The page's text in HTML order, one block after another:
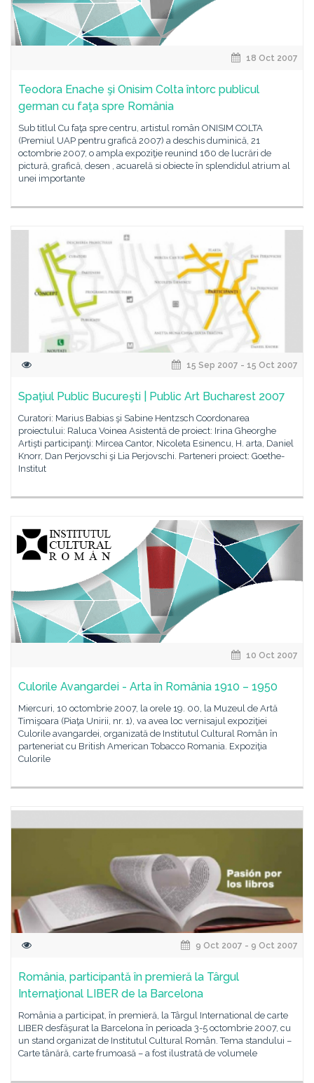
18 Oct 2007
Teodora Enache şi Onisim Colta întorc publicul
german cu faţa spre România
Sub titlul Cu faţa spre centru, artistul român ONISIM COLTA
(Premiul UAP pentru grafică 2007) a deschis duminică, 21
octombrie 2007, o ampla expoziţie reunind 160 de lucrări de
pictură, grafică, desen , acuarelă si obiecte în splendidul atrium al
unei importante
15 Sep 2007 - 15 Oct 2007
Spaţiul Public Bucureşti | Public Art Bucharest 2007
Curatori: Marius Babias şi Sabine Hentzsch Coordonarea
proiectului: Raluca Voinea Asistentă de proiect: Irina Gheorghe
Artişti participanţi: Mircea Cantor, Nicoleta Esinencu, H. arta, Daniel
Knorr, Dan Perjovschi şi Lia Perjovschi. Parteneri proiect: Goethe-
Institut
10 Oct 2007
Culorile Avangardei - Arta în România 1910 – 1950
Miercuri, 10 octombrie 2007, la orele 19. 00, la Muzeul de Artă
Timişoara (Piaţa Unirii, nr. 1), va avea loc vernisajul expoziţiei
Culorile avangardei, organizată de Institutul Cultural Român în
parteneriat cu British American Tobacco Romania. Expoziţia
Culorile
9 Oct 2007 - 9 Oct 2007
România, participantă în premieră la Târgul
Internaţional LIBER de la Barcelona
România a participat, în premieră, la Târgul International de carte
LIBER desfăşurat la Barcelona în perioada 3-5 octombrie 2007, cu
un stand organizat de Institutul Cultural Român. Tema standului –
Carte tânără, carte frumoasă – a fost ilustrată de volumele